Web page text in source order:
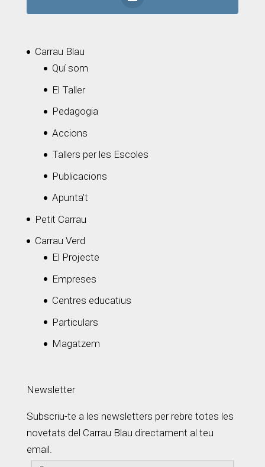
Carrau Blau
Quí som
El Taller
Pedagogia
Accions
Tallers per les Escoles
Publicacions
Apunta’t
Petit Carrau
Carrau Verd
El Projecte
Empreses
Centres educatius
Particulars
Magatzem
Newsletter
Subscriu-te a les newsletters per rebre totes les
novetats del Carrau Blau directament al teu
email.